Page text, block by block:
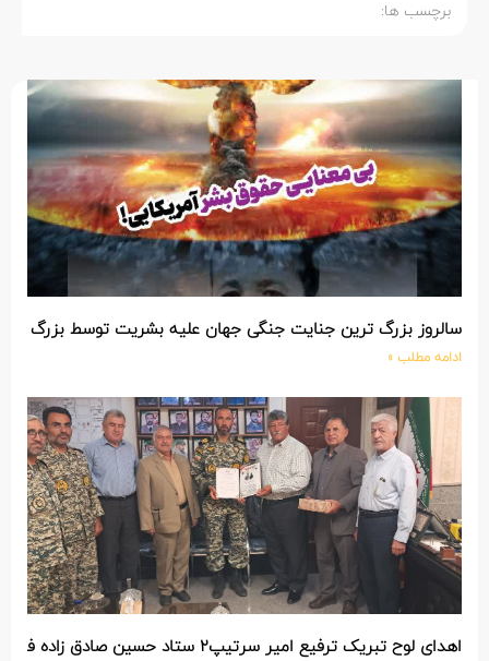
برچسب ها:
سالروز بزرگ ترین جنایت جنگی جهان علیه بشریت توسط بزرگ
ادامه مطلب »
اهدای لوح تبریک ترفیع امیر سرتیپ۲ ستاد حسین صادق زاده فرمانده تیپ ۲۵ واکنش سریع شهید آبگون نزاجا مستقر در تبریز